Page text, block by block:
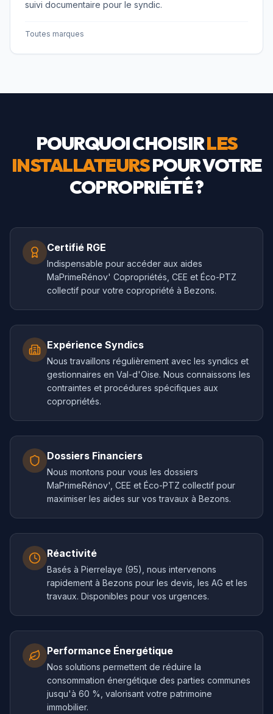
suivi documentaire pour le syndic.
Toutes marques
POURQUOI CHOISIRLES
INSTALLATEURSPOUR VOTRE
COPROPRIÉTÉ ?
Certifié RGE
Indispensable pour accéder aux aides
MaPrimeRénov' Copropriétés, CEE et Éco-PTZ
collectif pour votre copropriété à Bezons.
Expérience Syndics
Nous travaillons régulièrement avec les syndics et
gestionnaires en Val-d'Oise. Nous connaissons les
contraintes et procédures spécifiques aux
copropriétés.
Dossiers Financiers
Nous montons pour vous les dossiers
MaPrimeRénov', CEE et Éco-PTZ collectif pour
maximiser les aides sur vos travaux à Bezons.
Réactivité
Basés à Pierrelaye (95), nous intervenons
rapidement à Bezons pour les devis, les AG et les
travaux. Disponibles pour vos urgences.
Performance Énergétique
Nos solutions permettent de réduire la
consommation énergétique des parties communes
jusqu'à 60 %, valorisant votre patrimoine
immobilier.